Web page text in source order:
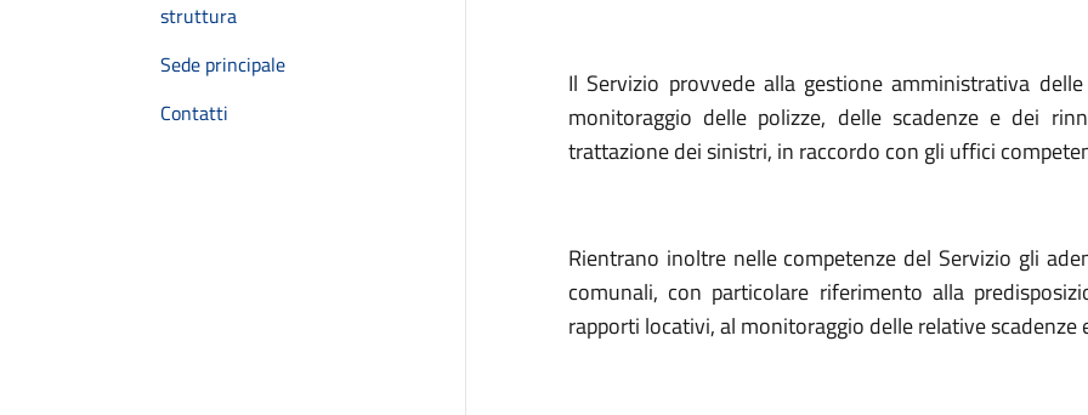
struttura
Sede principale
Contatti
Il Servizio provvede alla gestione amministrativa
monitoraggio delle polizze, delle scadenze e dei
trattazione dei sinistri, in raccordo con gli uffici
Rientrano inoltre nelle competenze del Servizio gli
comunali, con particolare riferimento alla
rapporti locativi, al monitoraggio delle relative